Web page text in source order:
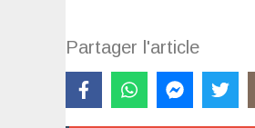
Partager l'article